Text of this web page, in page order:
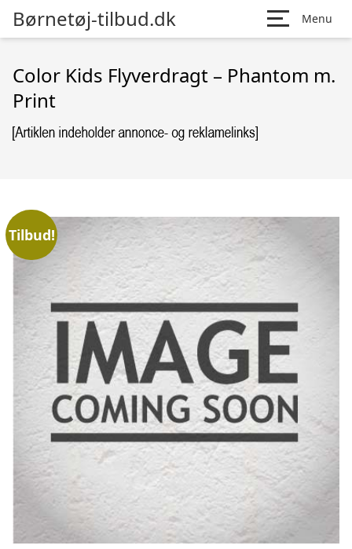
Børnetøj-tilbud.dk Menu
Color Kids Flyverdragt – Phantom m.
Print
Tilbud!